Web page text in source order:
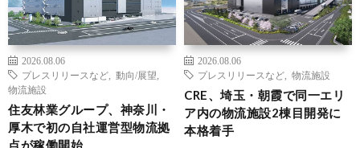
2026.08.06
プレスリリースなど
動向/展望
物流施設
住友林業グループ、神奈川・
厚木で初の自社運営型物流拠
点が稼働開始
2026.08.06
プレスリリースなど
物流施設
CRE、埼玉・朝霞で同一エリ
ア内の物流施設2棟目開発に
本格着手